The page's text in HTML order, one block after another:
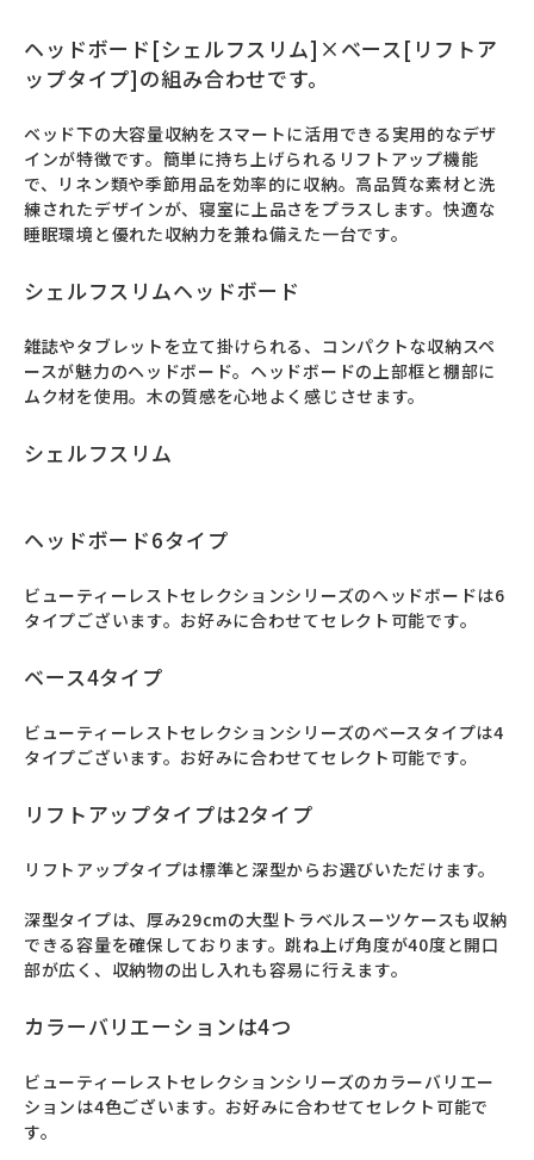
ヘッドボード[シェルフスリム]×ベース[リフトア
ップタイプ]の組み合わせです。
ベッド下の大容量収納をスマートに活用できる実用的なデザ
インが特徴です。簡単に持ち上げられるリフトアップ機能
で、リネン類や季節用品を効率的に収納。高品質な素材と洗
練されたデザインが、寝室に上品さをプラスします。快適な
睡眠環境と優れた収納力を兼ね備えた一台です。
シェルフスリムヘッドボード
雑誌やタブレットを立て掛けられる、コンパクトな収納スペ
ースが魅力のヘッドボード。ヘッドボードの上部框と棚部に
ムク材を使用。木の質感を心地よく感じさせます。
シェルフスリム
ヘッドボード6タイプ
ビューティーレストセレクションシリーズのヘッドボードは6
タイプございます。お好みに合わせてセレクト可能です。
ベース4タイプ
ビューティーレストセレクションシリーズのベースタイプは4
タイプございます。お好みに合わせてセレクト可能です。
リフトアップタイプは2タイプ
リフトアップタイプは標準と深型からお選びいただけます。
深型タイプは、厚み29cmの大型トラベルスーツケースも収納
できる容量を確保しております。跳ね上げ角度が40度と開口
部が広く、収納物の出し入れも容易に行えます。
カラーバリエーションは4つ
ビューティーレストセレクションシリーズのカラーバリエー
ションは4色ございます。お好みに合わせてセレクト可能で
す。